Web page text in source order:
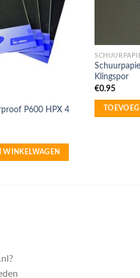
P600 HPX 4
WINKELWAGEN
Klingspor
€0.95